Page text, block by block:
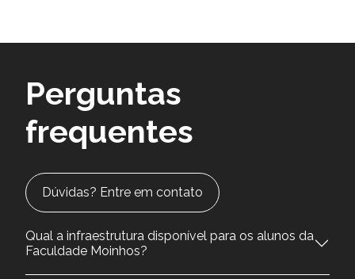
Perguntas
frequentes
Dúvidas? Entre em contato
Qual a infraestrutura disponível para os alunos da
Faculdade Moinhos?